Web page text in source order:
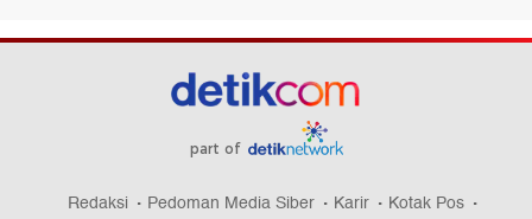
part of
Redaksi Pedoman Media Siber Karir
Kotak Pos